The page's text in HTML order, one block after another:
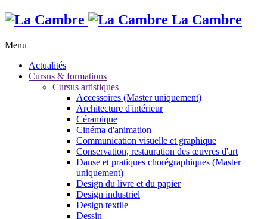
La Cambre
Menu
Actualités
Cursus & formations
Cursus artistiques
Accessoires (Master uniquement)
Architecture d'intérieur
Céramique
Cinéma d'animation
Communication visuelle et graphique
Conservation, restauration des œuvres d'art
Danse et pratiques chorégraphiques (Master
uniquement)
Design du livre et du papier
Design industriel
Design textile
Dessin